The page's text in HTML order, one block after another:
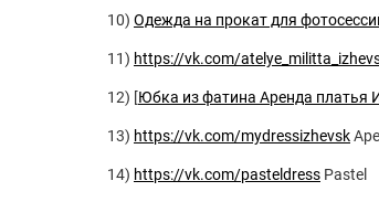
10) Одежда на прокат для
11) https://vk.com/
12) [Юбка из фатина Аренда платья
13) https://vk.com/mydressizhevsk
14) https://vk.com/pasteldress Pastel